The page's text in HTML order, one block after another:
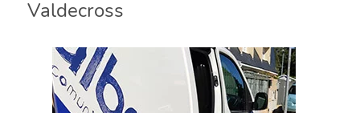
Valdecross